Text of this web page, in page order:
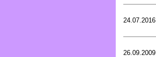
24.07.2016
26.09.2009